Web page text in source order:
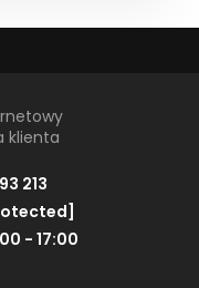
klienta
213
- 17:00